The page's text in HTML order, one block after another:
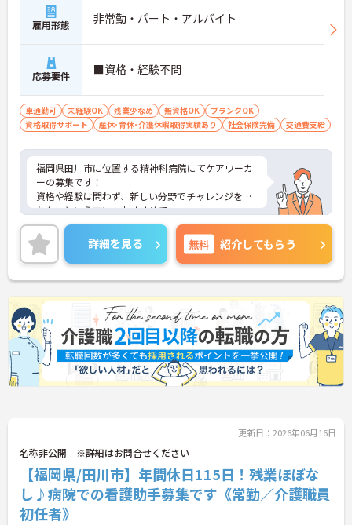
雇用形態 非常勤・パート・アルバイト
応募要件 ■資格・経験不問
車通勤可 未経験OK 残業少なめ 無資格OK
ブランクOK
資格取得サポート
産休･育休･介護休暇取得実績あり 社会保険完備 交通費支給
福岡県田川市に位置する精神科病院にてケアワーカ
ーの募集です！
資格や経験は問わず、新しい分野でチャレンジをさ
れたいという方にもおすすめです。
ご興味ある方には、面接対策ポイントなど、さらに
詳細をお話しいたしますのでお気軽にご相談くださ
い！
詳細を見る 無料 紹介してもらう
更新日：2026年06月16日
名称非公開 ※詳細はお問合せください
【福岡県/田川市】年間休日115日！残業ほぼな
し♪病院での看護助手募集です《常勤／介護職員
初任者》